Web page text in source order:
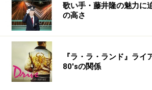
歌い手・藤井隆の魅力に
の高さ
『ラ・ラ・ランド』ライ
80'sの関係